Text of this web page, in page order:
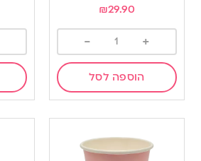
₪29.90
+
-
הוספה לסל